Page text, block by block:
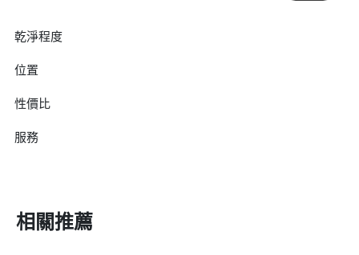
乾淨程度
位置
性價比
服務
相關推薦